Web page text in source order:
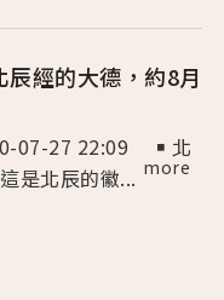
經的大德，約8月
07-27 22:09 ￭ 北
是北辰的徽... more